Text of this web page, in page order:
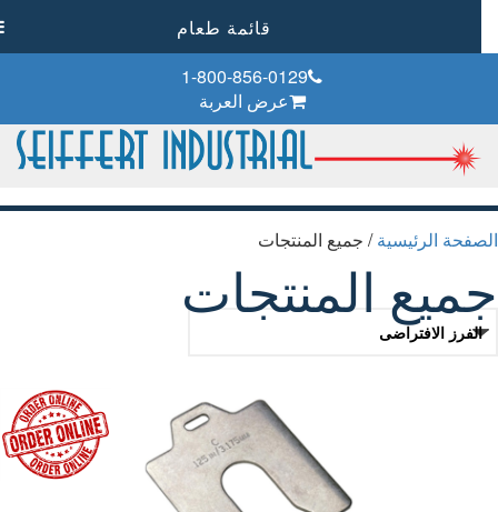
1-800-856-0129
عرض العربة
الرئيسية/ جميع المنتجات
المنتجات
قائمة طعام